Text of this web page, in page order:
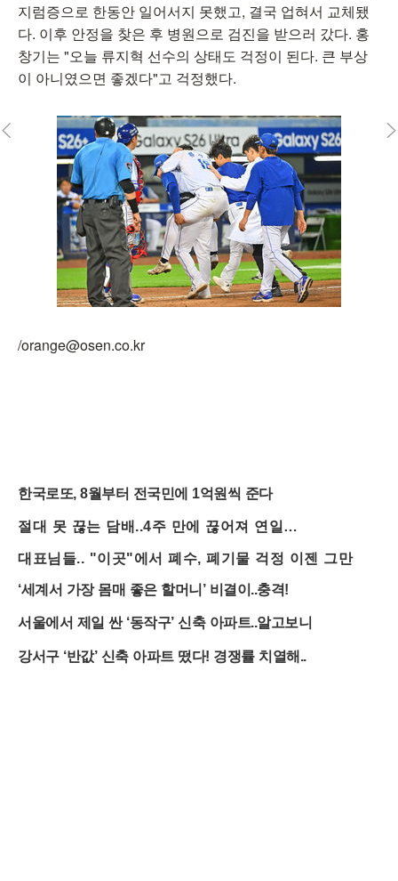
지럼증으로 한동안 일어서지 못했고, 결국 업혀서 교체됐
다. 이후 안정을 찾은 후 병원으로 검진을 받으러 갔다. 홍
창기는 "오늘 류지혁 선수의 상태도 걱정이 된다. 큰 부상
이 아니였으면 좋겠다"고 걱정했다.
/orange@osen.co.kr